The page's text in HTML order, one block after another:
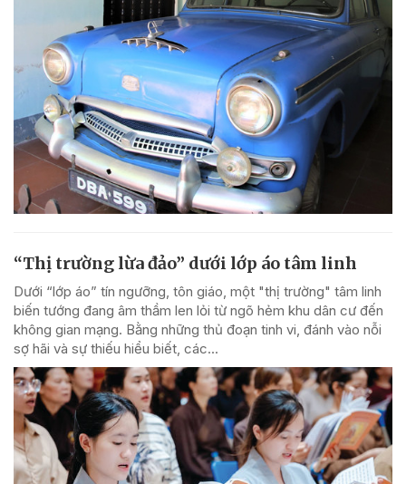
“Thị trường lừa đảo” dưới lớp áo tâm linh
Dưới “lớp áo” tín ngưỡng, tôn giáo, một "thị trường" tâm linh
biến tướng đang âm thầm len lỏi từ ngõ hẻm khu dân cư đến
không gian mạng. Bằng những thủ đoạn tinh vi, đánh vào nỗi
sợ hãi và sự thiếu hiểu biết, các...